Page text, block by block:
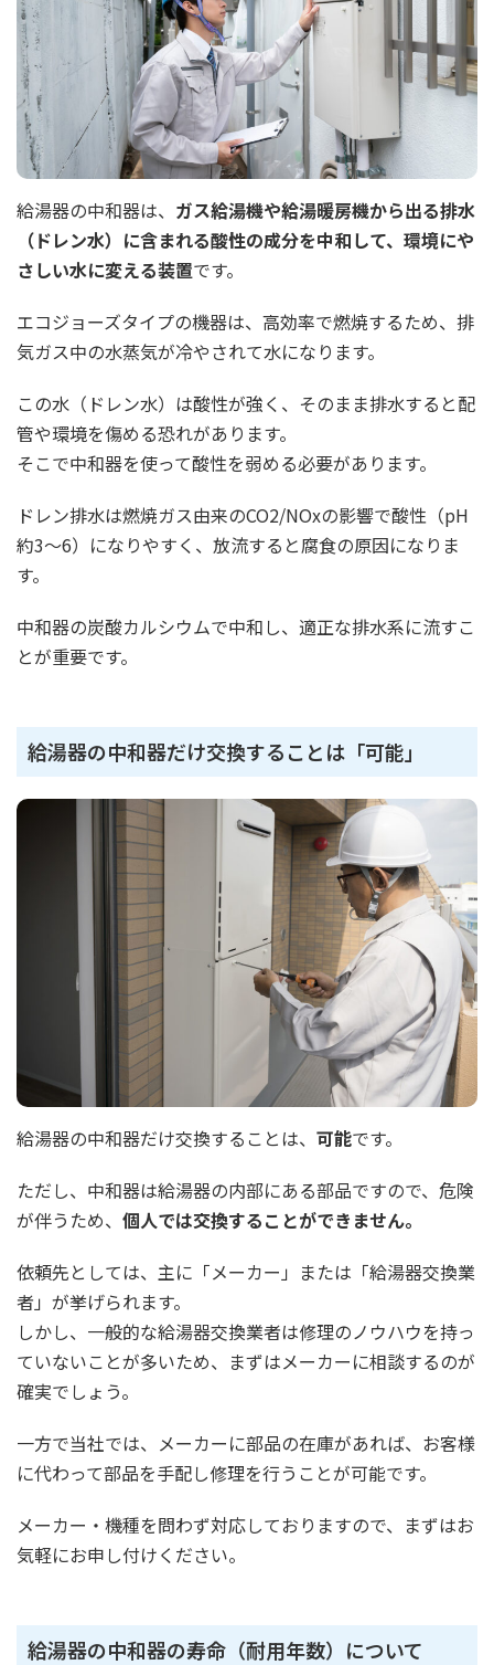
給湯器の中和器は、 ガス給湯機や給湯暖房機から出る排水
（ドレン水）に含まれる酸性の成分を中和して、環境にや
さしい水に変える装置です。
エコジョーズタイプの機器は、高効率で燃焼するため、排
気ガス中の水蒸気が冷やされて水になります。
この水（ドレン水）は酸性が強く、そのまま排水すると配
管や環境を傷める恐れがあります。
そこで中和器を使って酸性を弱める必要があります。
ドレン排水は燃焼ガス由来のCO2/NOxの影響で酸性（pH
約3～6）になりやすく、放流すると腐食の原因になりま
す。
中和器の炭酸カルシウムで中和し、適正な排水系に流すこ
とが重要です。
給湯器の中和器だけ交換することは「可能」
給湯器の中和器だけ交換することは、 可能です。
ただし、中和器は給湯器の内部にある部品ですので、危険
が伴うため、 個人では交換することができません。
依頼先としては、主に「メーカー」または「給湯器交換業
者」が挙げられます。
しかし、一般的な給湯器交換業者は修理のノウハウを持っ
ていないことが多いため、まずはメーカーに相談するのが
確実でしょう。
一方で当社では、メーカーに部品の在庫があれば、お客様
に代わって部品を手配し修理を行うことが可能です。
メーカー・機種を問わず対応しておりますので、まずはお
気軽にお申し付けください。
給湯器の中和器の寿命（耐用年数）について